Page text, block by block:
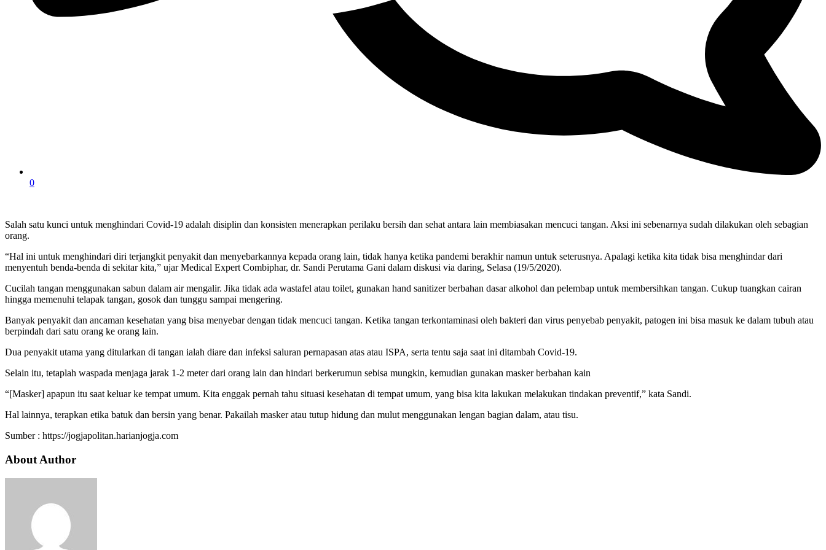
0
Salah satu kunci untuk menghindari Covid-19 adalah disiplin dan konsisten menerapkan perilaku bersih dan sehat antara lain membiasakan mencuci tangan. Aksi ini sebenarnya sudah dilakukan oleh sebagian
orang.
“Hal ini untuk menghindari diri terjangkit penyakit dan menyebarkannya kepada orang lain, tidak hanya ketika pandemi berakhir namun untuk seterusnya. Apalagi ketika kita tidak bisa menghindar dari
menyentuh benda-benda di sekitar kita,” ujar Medical Expert Combiphar, dr. Sandi Perutama Gani dalam diskusi via daring, Selasa (19/5/2020).
Cucilah tangan menggunakan sabun dalam air mengalir. Jika tidak ada wastafel atau toilet, gunakan hand sanitizer berbahan dasar alkohol dan pelembap untuk membersihkan tangan. Cukup tuangkan cairan
hingga memenuhi telapak tangan, gosok dan tunggu sampai mengering.
Banyak penyakit dan ancaman kesehatan yang bisa menyebar dengan tidak mencuci tangan. Ketika tangan terkontaminasi oleh bakteri dan virus penyebab penyakit, patogen ini bisa masuk ke dalam tubuh atau
berpindah dari satu orang ke orang lain.
Dua penyakit utama yang ditularkan di tangan ialah diare dan infeksi saluran pernapasan atas atau ISPA, serta tentu saja saat ini ditambah Covid-19.
Selain itu, tetaplah waspada menjaga jarak 1-2 meter dari orang lain dan hindari berkerumun sebisa mungkin, kemudian gunakan masker berbahan kain
“[Masker] apapun itu saat keluar ke tempat umum. Kita enggak pernah tahu situasi kesehatan di tempat umum, yang bisa kita lakukan melakukan tindakan preventif,” kata Sandi.
Hal lainnya, terapkan etika batuk dan bersin yang benar. Pakailah masker atau tutup hidung dan mulut menggunakan lengan bagian dalam, atau tisu.
Sumber : https://jogjapolitan.harianjogja.com
About Author